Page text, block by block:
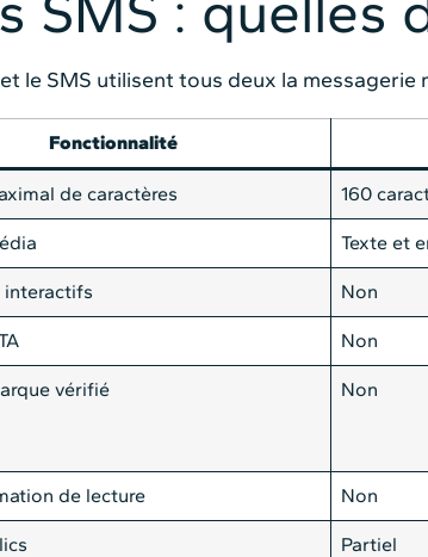
et le SMS utilisent tous deux la
Fonctionnalité
de caractères 160
Texte et
interactifs Non
Non
vérifié Non
de lecture Non
Partiel